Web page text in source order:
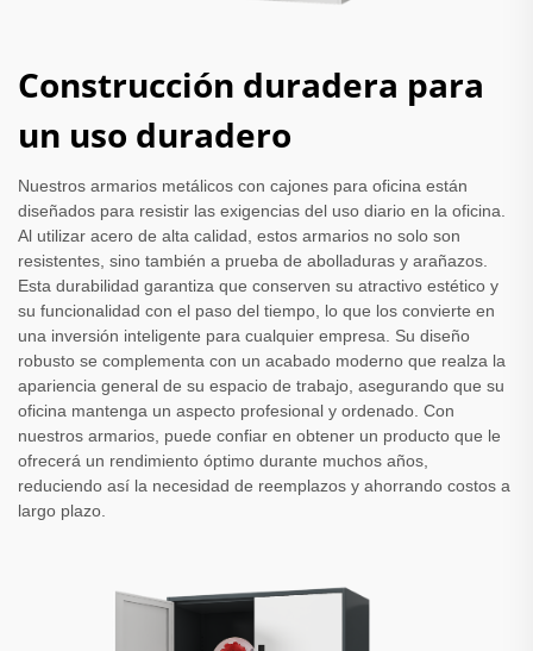
Construcción duradera para
un uso duradero
Nuestros armarios metálicos con cajones para oficina están
diseñados para resistir las exigencias del uso diario en la oficina.
Al utilizar acero de alta calidad, estos armarios no solo son
resistentes, sino también a prueba de abolladuras y arañazos.
Esta durabilidad garantiza que conserven su atractivo estético y
su funcionalidad con el paso del tiempo, lo que los convierte en
una inversión inteligente para cualquier empresa. Su diseño
robusto se complementa con un acabado moderno que realza la
apariencia general de su espacio de trabajo, asegurando que su
oficina mantenga un aspecto profesional y ordenado. Con
nuestros armarios, puede confiar en obtener un producto que le
ofrecerá un rendimiento óptimo durante muchos años,
reduciendo así la necesidad de reemplazos y ahorrando costos a
largo plazo.